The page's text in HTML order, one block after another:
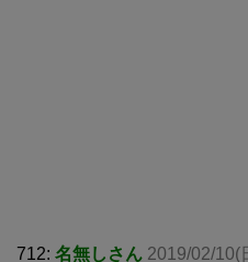
712: 名無しさん 2019/02/10(